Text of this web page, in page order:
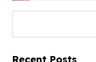
Recent Posts